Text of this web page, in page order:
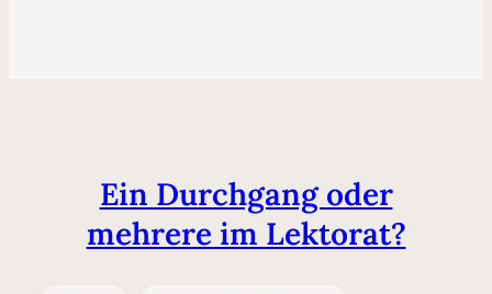
Ein Durchgang oder
mehrere im Lektorat?